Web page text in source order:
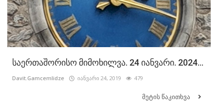
საერთაშორისო მიმოხილვა. 24 იანვარი. 2024...
Davit.Gamcemlidze იანვარი 24, 2019 479
მეტის წაკითხვა